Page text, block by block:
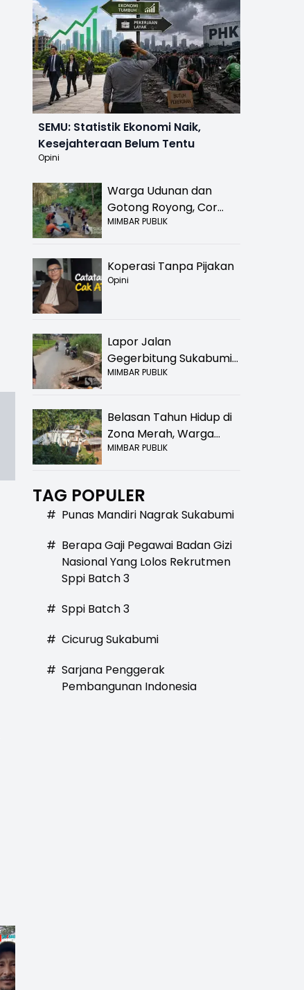
SEMU: Statistik Ekonomi Naik,
Kesejahteraan Belum Tentu
Opini
Warga Udunan dan
Gotong Royong, Cor
Jalan Hancur di
MIMBAR PUBLIK
Koperasi Tanpa Pijakan
Opini
Lapor Jalan
Gegerbitung Sukabumi
Bolong! Bahaya Bagi
MIMBAR PUBLIK
Belasan Tahun Hidup di
Zona Merah, Warga
Kampung Nangewer
Relokasi
MIMBAR PUBLIK
TAG POPULER
# Punas Mandiri Nagrak Sukabumi
# Berapa Gaji Pegawai Badan Gizi
Nasional Yang Lolos Rekrutmen
Sppi Batch 3
# Sppi Batch 3
# Cicurug Sukabumi
# Sarjana Penggerak
Pembangunan Indonesia